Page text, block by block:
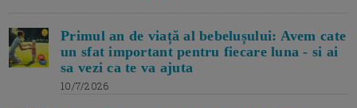
Primul an de viață al bebelușului: Avem cate
un sfat important pentru fiecare luna - si ai
sa vezi ca te va ajuta
10/7/2026